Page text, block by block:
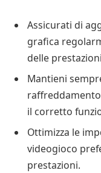
Assicurati di
grafica
delle
Mantieni
il corretto
Ottimizza le
videogioco
prestazioni.